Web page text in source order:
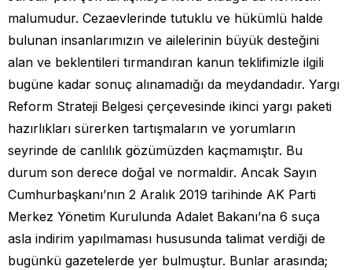
malumudur. Cezaevlerinde tutuklu ve hükümlü halde
bulunan insanlarımızın ve ailelerinin büyük desteğini
alan ve beklentileri tırmandıran kanun teklifimizle ilgili
bugüne kadar sonuç alınamadığı da meydandadır. Yargı
Reform Strateji Belgesi çerçevesinde ikinci yargı paketi
hazırlıkları sürerken tartışmaların ve yorumların
seyrinde de canlılık gözümüzden kaçmamıştır. Bu
durum son derece doğal ve normaldir. Ancak Sayın
Cumhurbaşkanı’nın 2 Aralık 2019 tarihinde AK Parti
Merkez Yönetim Kurulunda Adalet Bakanı’na 6 suça
asla indirim yapılmaması hususunda talimat verdiği de
bugünkü gazetelerde yer bulmuştur. Bunlar arasında;